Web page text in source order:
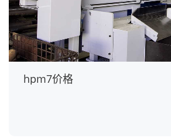
hpm7价格